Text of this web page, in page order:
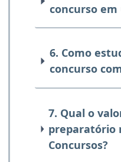
concurso em
6. Como
concurso
7. Qual o
preparatório
Concursos?